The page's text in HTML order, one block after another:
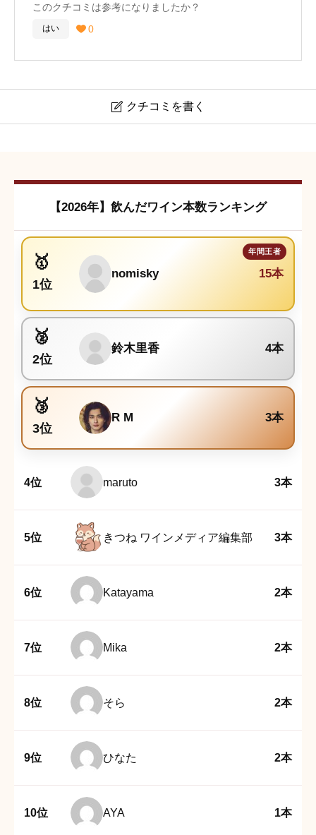
このクチコミは参考になりましたか？
はい  0
 クチコミを書く
【2026年】飲んだワイン本数ランキング
1位
nomisky 15本
2位
鈴木里香 4本
3位
R M 3本
4位 maruto 3本
5位 きつね ワインメディア編集部 3本
6位 Katayama 2本
7位 Mika 2本
8位 そら 2本
9位 ひなた 2本
10位 AYA 1本